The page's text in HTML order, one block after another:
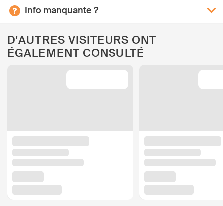
Info manquante ?
D'AUTRES VISITEURS ONT
ÉGALEMENT CONSULTÉ